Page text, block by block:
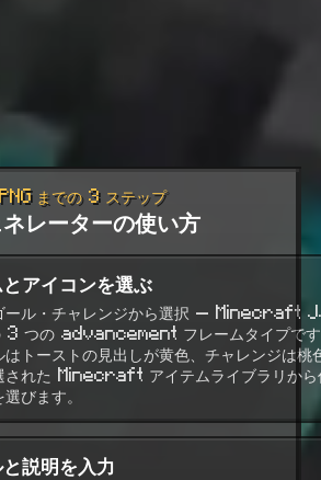
までの 3 ステップ
レーターの使い方
アイコンを選ぶ
ール・チャレンジから選択 — Minecraft
つの advancement フレームタイプです
はトーストの見出しが黄色、チャレンジは桃
された Minecraft アイテムライブラリから
びます。
説明を入力